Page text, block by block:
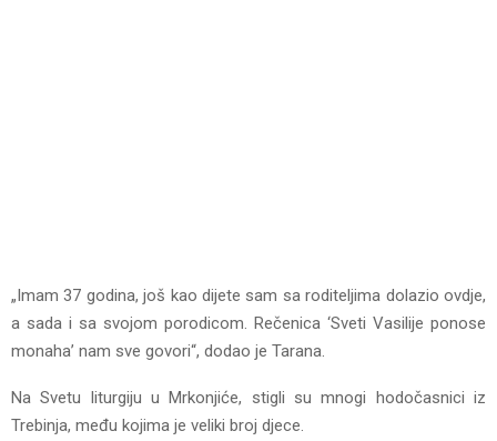
„Imam 37 godina, još kao dijete sam sa roditeljima dolazio ovdje,
a sada i sa svojom porodicom. Rečenica ‘Sveti Vasilije ponose
monaha’ nam sve govori“, dodao je Tarana.
Na Svetu liturgiju u Mrkonjiće, stigli su mnogi hodočasnici iz
Trebinja, među kojima je veliki broj djece.